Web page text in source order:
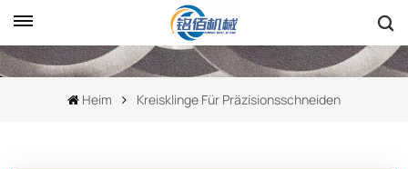
Heim Kreisklinge Für Präzisionsschneiden